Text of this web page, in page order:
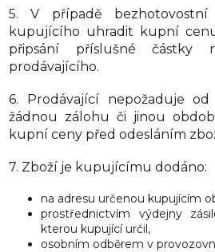
5. V případě
kupujícího uhradit kupní
připsání příslušné částky
prodávajícího.
6. Prodávající nepožaduje
žádnou zálohu či jinou
kupní ceny před odesláním
7. Zboží je kupujícímu dodáno:
na adresu určenou kupujícím
prostřednictvím výdejny
kterou kupující určil,
osobním odběrem v